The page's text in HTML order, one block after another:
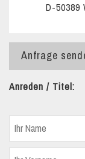
D-50389
Anfrage
Anreden / Titel: